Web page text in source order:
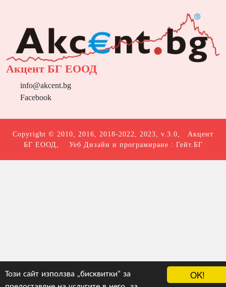
OK!
Този сайт използва „бисквитки“ за
Акцент БГ ЕООД
info@akcent.bg
Facebook
Copyright © 2010, 2016, 2018-2022, 2023, v.3.0, Акцент
БГ ЕООД , Уеб Дизайн и програмиране : Гейт.БГ